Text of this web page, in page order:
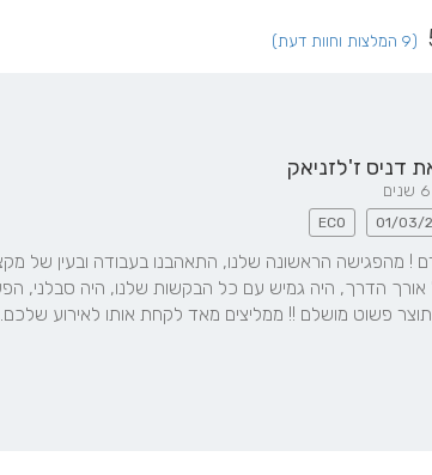
(9 המלצות וחוות דעת)
דניס ז'לזניאק
01/03/
ECO
פשוט מושלם !! ממליצים מאד לקחת אותו לאירוע שלכם.